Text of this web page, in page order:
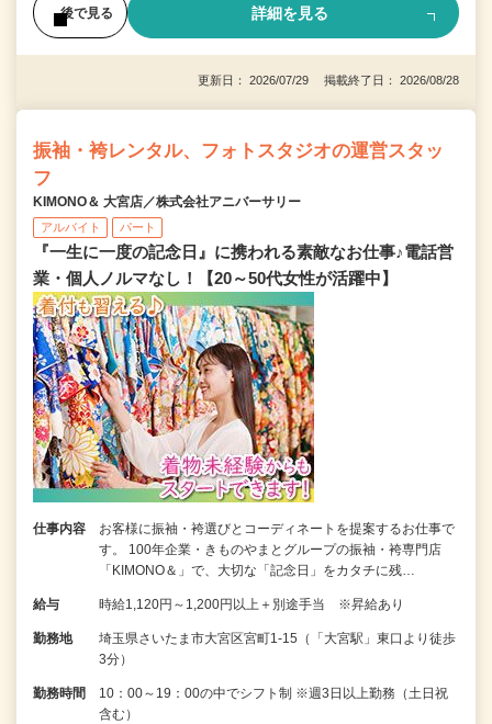
後で見る 詳細を見る
更新日： 2026/07/29 掲載終了日： 2026/08/28
振袖・袴レンタル、フォトスタジオの運営スタッ
フ
KIMONO＆ 大宮店／株式会社アニバーサリー
アルバイト パート
『一生に一度の記念日』に携われる素敵なお仕事♪電話営
業・個人ノルマなし！【20～50代女性が活躍中】
仕事内容
お客様に振袖・袴選びとコーディネートを提案するお仕事で
す。 100年企業・きものやまとグループの振袖・袴専門店
「KIMONO＆」で、大切な「記念日」をカタチに残…
給与 時給1,120円～1,200円以上＋別途手当 ※昇給あり
勤務地
埼玉県さいたま市大宮区宮町1-15（「大宮駅」東口より徒歩
3分）
勤務時間
10：00～19：00の中でシフト制 ※週3日以上勤務（土日祝
含む）